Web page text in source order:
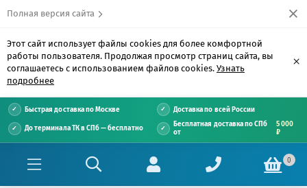
Полная версия сайта
Этот сайт использует файлы cookies для более комфортной
работы пользователя. Продолжая просмотр страниц сайта, вы
соглашаетесь с использованием файлов cookies. Узнать
подробнее
×
Быстрая доставка по Москве Доставка по всей России
До терминала ТК в СПб — бесплатно
Бесплатная доставка по СПб
от
5 000
₽
0